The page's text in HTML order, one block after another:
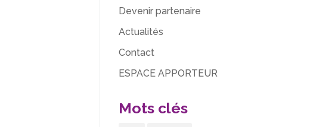
Devenir partenaire
Actualités
Contact
ESPACE APPORTEUR
Mots clés